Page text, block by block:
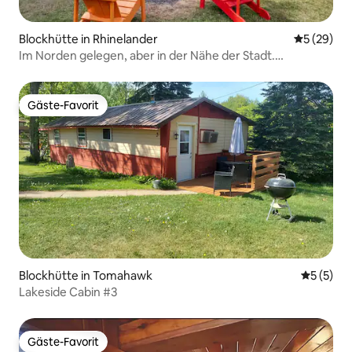
Blockhütte in Rhinelander
5 (29)
Im Norden gelegen, aber in der Nähe der Stadt.
Gäste-Favorit
Gäste-Favorit
Blockhütte in Tomahawk
5 (5)
Lakeside Cabin #3
Gäste-Favorit
Gäste-Favorit